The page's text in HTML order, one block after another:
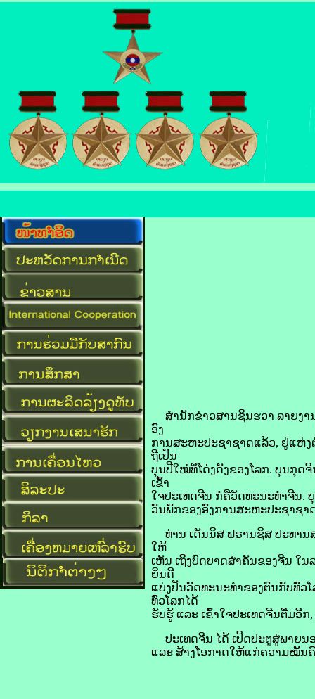
ສຳນັກຂ່າວສານຊິນຮວາ ລາຍງານ
ອົງ
ການສະຫະປະຊາຊາດແລ້ວ, ຢູ່ແຫ່
ຖືເປັນ
ບຸນປີໃໝ່ທີ່ໂດ່ງດັງຂອງໂລກ. ບຸນກຸດ
ເຂົ້າ
ໃຈປະເທດຈີນ ກໍຄືວັດທະນະທຳຈີນ.
ວັນພັກຂອງອົງການສະຫະປະຊາຊ
ທ່ານ ເດັນນິສ ຟຣານຊິສ ປະທານ
ໃຫ້
ເຫັນ ເຖິງບົດບາດສຳຄັນຂອງຈີນ ໃ
ຍິນດີ
ແບ່ງປັນວັດທະນະທຳຂອງຕົນກັບທົ່ວ
ທົ່ວໂລກໄດ້
ຮັບຮູ້ ແລະ ເຂົ້າໃຈປະເທດຈີນຕື່ມອີ
ປະເທດຈີນ ໄດ້ ເປີດປະຕູສູ່ພາຍນ
ແລະ ສ້າງໂອກາດໃຫ້ແກ່ຄວາມໝັ້ນ